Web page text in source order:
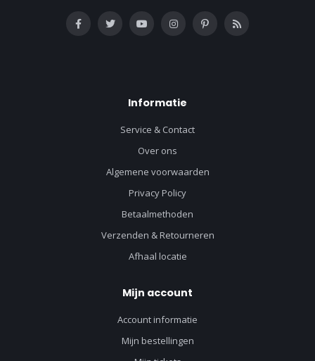
Informatie
Service & Contact
Over ons
Algemene voorwaarden
Privacy Policy
Betaalmethoden
Verzenden & Retourneren
Afhaal locatie
Mijn account
Account informatie
Mijn bestellingen